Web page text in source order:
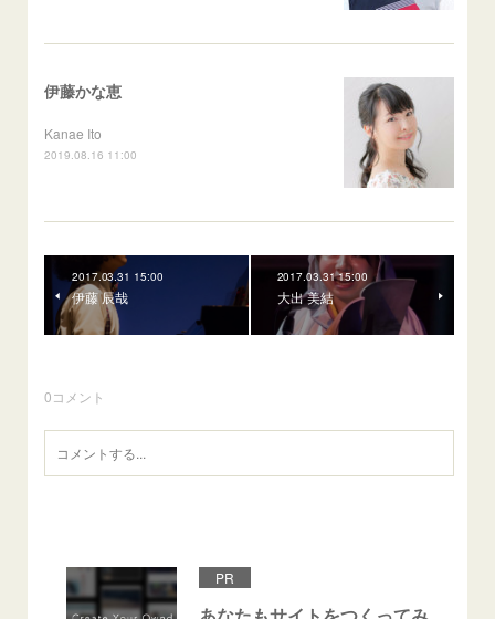
伊藤かな恵
Kanae Ito
2019.08.16 11:00
2017.03.31 15:00
伊藤 辰哉
2017.03.31 15:00
大出 美結
0コメント
PR